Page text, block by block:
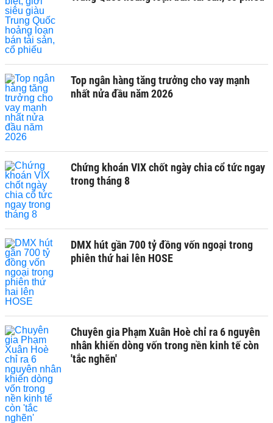
Top ngân hàng tăng trưởng cho vay mạnh
nhất nửa đầu năm 2026
Chứng khoán VIX chốt ngày chia cổ tức ngay
trong tháng 8
DMX hút gần 700 tỷ đồng vốn ngoại trong
phiên thứ hai lên HOSE
Chuyên gia Phạm Xuân Hoè chỉ ra 6 nguyên
nhân khiến dòng vốn trong nền kinh tế còn
'tắc nghẽn'